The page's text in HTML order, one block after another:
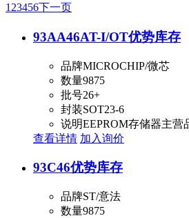
1 23456下一页
93AA46AT-I/OT优势库存
品牌MICROCHIP/微芯
数量9875
批号26+
封装SOT23-6
说明EEPROM存储器主营
查看详情 加入询价
93C46优势库存
品牌ST/意法
数量9875